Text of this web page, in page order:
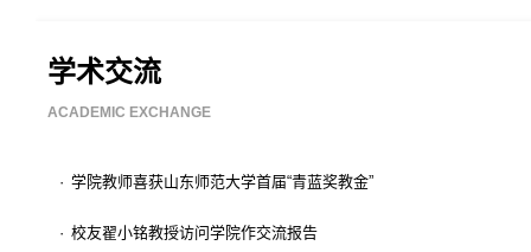
学术交流
ACADEMIC EXCHANGE
· 学院教师喜获山东师范大学首届“青蓝奖教金”
· 校友翟小铭教授访问学院作交流报告